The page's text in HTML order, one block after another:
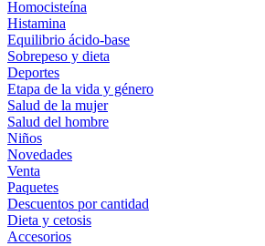
Homocisteína
Histamina
Equilibrio ácido-base
Sobrepeso y dieta
Deportes
Etapa de la vida y género
Salud de la mujer
Salud del hombre
Niños
Novedades
Venta
Paquetes
Descuentos por cantidad
Dieta y cetosis
Accesorios